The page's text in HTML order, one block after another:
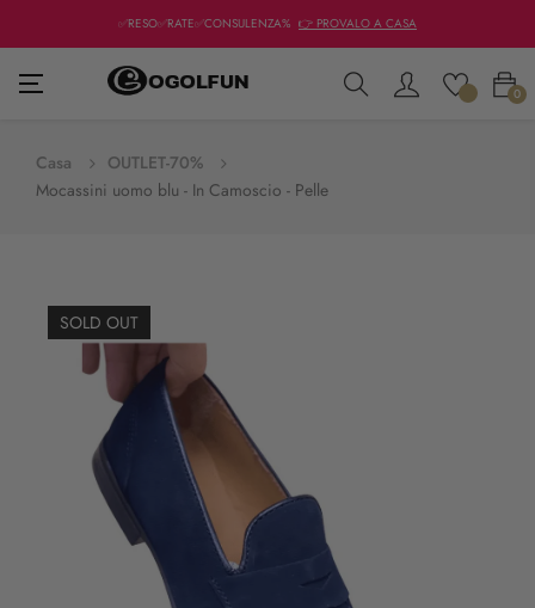
✅RESO✅RATE✅CONSULENZA% 👉 PROVALO A CASA
navigazione
☰ 0
Casa
OUTLET-70%
Mocassini uomo blu - In Camoscio - Pelle
SOLD OUT